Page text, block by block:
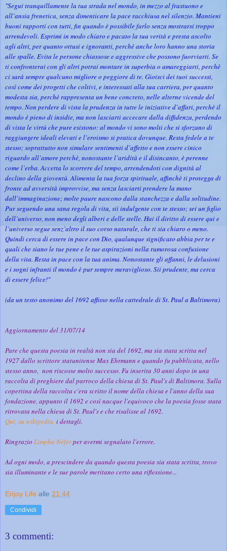
"Segui tranquillamente la tua strada nel mondo, in mezzo al frastuono e
all’ansia frenetica, senza dimenticare la pace racchiusa nel silenzio. Mantieni
buoni rapporti con tutti, fin quando è possibile farlo senza mostrarsi troppo
arrendevoli. Esprimi in modo chiaro e pacato la tua verità e presta ascolto
agli altri, per quanto ottusi e ignoranti, perchè anche loro hanno una storia
alle spalle. Evita le persone chiassose e aggressive che possono fuorviarti. Se
ti confronterai con gli altri potrai montare in superbia o amareggiarti, perchè
ci sarà sempre qualcuno migliore o peggiore di te. Gioisci dei tuoi successi,
così come dei progetti che coltivi, e interessati alla tua carriera, per quanto
modesta sia, perchè rappresenta un bene concreto, nelle alterne vicende del
tempo. Non perdere di vista la prudenza in tutte le iniziative d’affari, perchè il
mondo è pieno di insidie, ma non lasciarti accecare dalla diffidenza, perdendo
di vista le virtù che pure esistono: al mondo vi sono molti che si sforzano di
raggiungere ideali elevati e l’eroismo si pratica dovunque. Resta fedele a te
stesso; soprattutto non simulare sentimenti d’affetto e non essere cinico
riguardo all’amore perchè, nonostante l’aridità e il disincanto, è perenne
come l’erba. Accetta lo scorrere del tempo, arrendendoti con dignità al
declino della gioventù. Alimenta la tua forza spirituale, affinchè ti protegga di
fronte ad avversità improvvise, ma senza lasciarti prendere la mano
dall’immaginazione; molte paure nascono dalla stanchezza e dalla solitudine.
Pur seguendo una sana regola di vita, sii indulgente con te stesso; sei un figlio
dell’universo, non meno degli alberi e delle stelle. Hai il diritto di essere qui e
l’universo segue senz’altro il suo corso naturale, che ti sia chiaro o meno.
Quindi cerca di essere in pace con Dio, qualunque significato abbia per te e
quali che siano le tue pene e le tue aspirazioni nella rumorosa confusione
della vita. Resta in pace con la tua anima. Nonostante gli affanni, le delusioni
e i sogni infranti il mondo è pur sempre meraviglioso. Sii prudente, ma cerca
di essere felice!"
(da un testo anonimo del 1692 affisso nella cattedrale di St. Paul a Baltimora)
Aggiornamento del 31/07/14
Pare che questa poesia in realtà non sia del 1692, ma sia stata scritta nel
1927 dallo scrittore statunitense Max Ehrmann e quando fu pubblicata, nello
stesso anno, non riscosse molto successo. Fu inserita 30 anni dopo in una
raccolta di preghiere dal parroco della chiesa di St. Paul's di Baltimora. Sulla
copertina della raccolta c'era scritto il nome della chiesa e l'anno della sua
fondazione, appunto il 1692 e così nacque l'equivoco che la poesia fosse stata
ritrovata nella chiesa di St. Paul's e che risalisse al 1692.
Qui, su wikipedia, i dettagli.
Ringrazio Limpha Neferper avermi segnalato l'errore.
Ad ogni modo, a prescindere da quando questa poesia sia stata scritta, trovo
sia illuminante e le sue parole meritano certo una riflessione...
Enjoy Life alle 21:44
Condividi
3 commenti: